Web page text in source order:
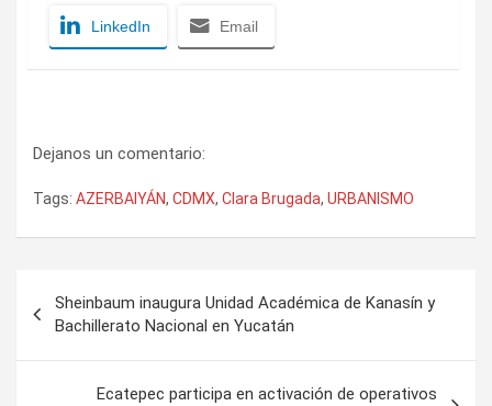
LinkedIn Email
Dejanos un comentario:
Tags: AZERBAIYÁN, CDMX, Clara Brugada, URBANISMO
de
entradas
Sheinbaum inaugura Unidad Académica de Kanasín y
Bachillerato Nacional en Yucatán
Ecatepec participa en activación de operativos